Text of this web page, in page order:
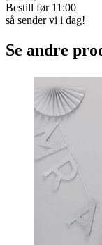
Bestill før 11:00
så sender vi i dag!
Se andre